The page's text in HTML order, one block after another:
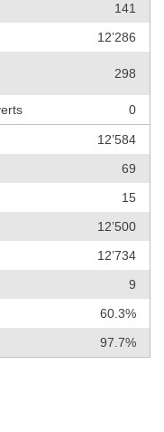
141
12’286
298
0
12’584
69
15
12’500
12’734
9
60.3%
97.7%